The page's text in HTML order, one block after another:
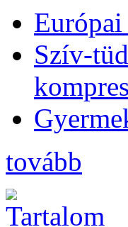
Szív-
tovább